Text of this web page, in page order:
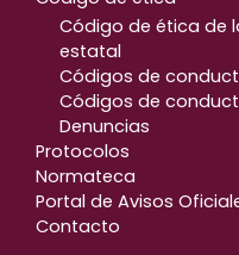
Código de ética de
estatal
Códigos de
Códigos de
Denuncias
Protocolos
Normateca
Portal de Avisos
Contacto